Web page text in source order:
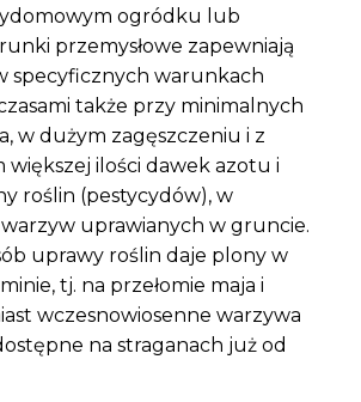
ogródku lub
przemysłowe zapewniają
specyficznych warunkach
także przy minimalnych
w dużym zagęszczeniu i z
większej ilości dawek azotu i
roślin (pestycydów), w
uprawianych w gruncie.
uprawy roślin daje plony w
tj. na przełomie maja i
wczesnowiosenne warzywa
na straganach już od